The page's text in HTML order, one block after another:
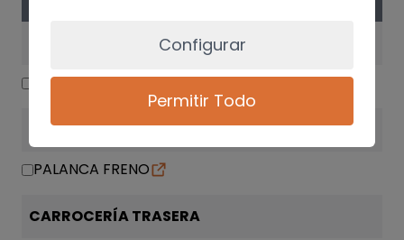
MOTOR ELEVALUNAS DELANTERO IZQUIERDO
SUSPENSIÓN / FRENOS
PALANCA FRENO
CARROCERÍA TRASERA
Configurar
Permitir Todo